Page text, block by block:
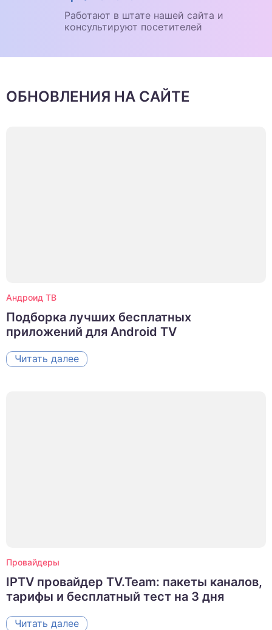
Работают в штате нашей сайта и
консультируют посетителей
ОБНОВЛЕНИЯ НА САЙТЕ
Андроид ТВ
Подборка лучших бесплатных
приложений для Android TV
Читать далее
Провайдеры
IPTV провайдер TV.Team: пакеты каналов,
тарифы и бесплатный тест на 3 дня
Читать далее